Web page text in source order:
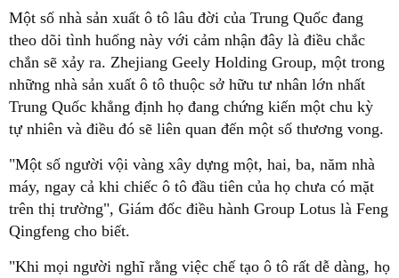
Một số nhà sản xuất ô tô lâu đời của Trung Quốc đang
theo dõi tình huống này với cảm nhận đây là điều chắc
chắn sẽ xảy ra. Zhejiang Geely Holding Group, một trong
những nhà sản xuất ô tô thuộc sở hữu tư nhân lớn nhất
Trung Quốc khẳng định họ đang chứng kiến một chu kỳ
tự nhiên và điều đó sẽ liên quan đến một số thương vong.
"Một số người vội vàng xây dựng một, hai, ba, năm nhà
máy, ngay cả khi chiếc ô tô đầu tiên của họ chưa có mặt
trên thị trường", Giám đốc điều hành Group Lotus là Feng
Qingfeng cho biết.
"Khi mọi người nghĩ rằng việc chế tạo ô tô rất dễ dàng, họ